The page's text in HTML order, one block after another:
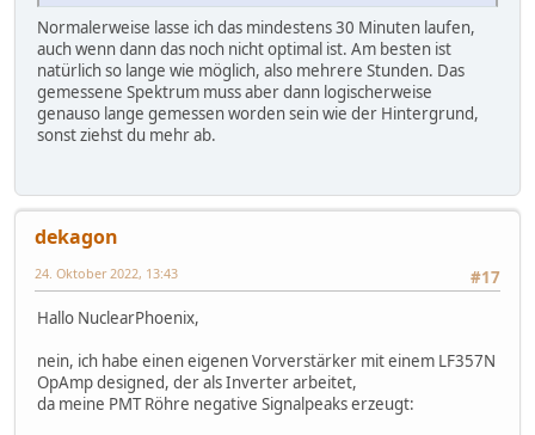
Normalerweise lasse ich das mindestens 30 Minuten laufen,
auch wenn dann das noch nicht optimal ist. Am besten ist
natürlich so lange wie möglich, also mehrere Stunden. Das
gemessene Spektrum muss aber dann logischerweise
genauso lange gemessen worden sein wie der Hintergrund,
sonst ziehst du mehr ab.
dekagon
#17
24. Oktober 2022, 13:43
Hallo NuclearPhoenix,
nein, ich habe einen eigenen Vorverstärker mit einem LF357N
OpAmp designed, der als Inverter arbeitet,
da meine PMT Röhre negative Signalpeaks erzeugt: